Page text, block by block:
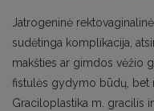
Jatrogeninė
sudėtinga komplikacija,
makšties ar gimdos vėžio
fistulės gydymo būdų, bet
Graciloplastika m. gracilis